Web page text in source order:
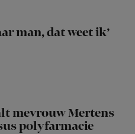
man, dat weet ik’
mevrouw Mertens
polyfarmacie